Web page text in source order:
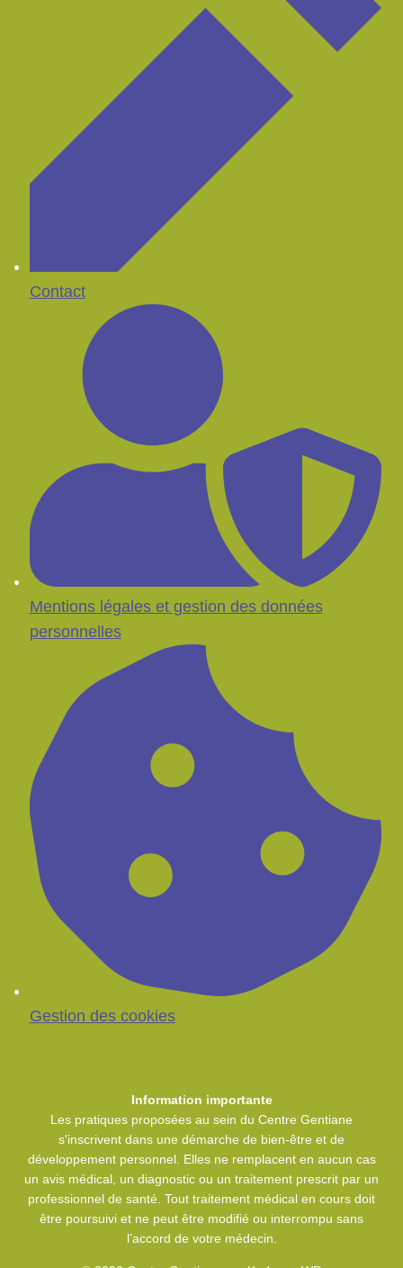
Contact
Mentions légales et gestion des données
personnelles
Gestion des cookies
Information importante
Les pratiques proposées au sein du Centre Gentiane
s'inscrivent dans une démarche de bien-être et de
développement personnel. Elles ne remplacent en aucun cas
un avis médical, un diagnostic ou un traitement prescrit par un
professionnel de santé. Tout traitement médical en cours doit
être poursuivi et ne peut être modifié ou interrompu sans
l’accord de votre médecin.